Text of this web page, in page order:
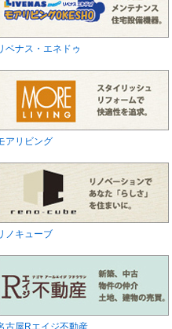
ベナス・エネドゥ
アリビング
ノキューブ
古屋Rエイジ不動産